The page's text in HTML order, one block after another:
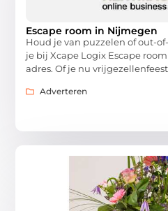
Escape room in Nijmegen
Houd je van puzzelen of out-
je bij Xcape Logix Escape
adres. Of je nu
Adverteren